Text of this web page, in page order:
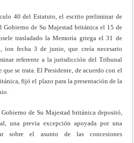
40 del Estatuto, el escrito preliminar de
Gobierno de Su Majestad británica el 15 de
trasladado la Memoria griega el 31 de
ion fecha 3 de junio, que creía necesario
referente a la jurisdicción del Tribunal
que se trata. El Presidente, de acuerdo con el
fijó el plazo para la presentación de la
de Su Majestad británica depositó,
una previa excepción apoyada por una
sobre el asunto de las concesiones